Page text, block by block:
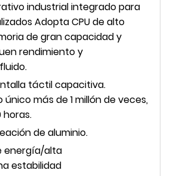
industrial integrado para
Adopta CPU de alto
de gran capacidad y
rendimiento y
táctil capacitiva.
único más de 1 millón de veces,
horas.
de aluminio.
energía/alta
estabilidad